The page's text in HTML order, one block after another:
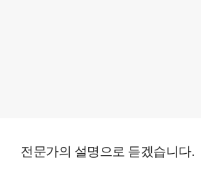
전문가의 설명으로 듣겠습니다.